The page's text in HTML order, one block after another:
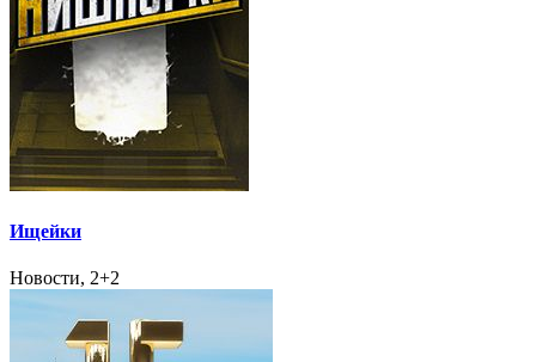
Ищейки
Новости, 2+2